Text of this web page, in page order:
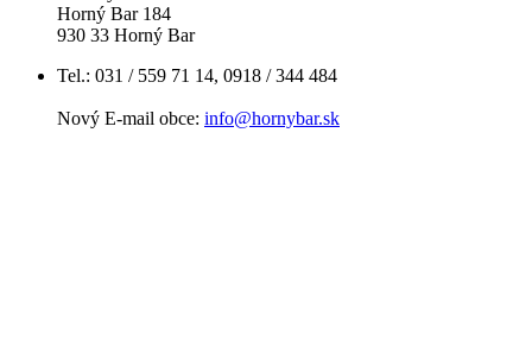
Horný Bar 184
930 33 Horný Bar
Tel.: 031 / 559 71 14, 0918 / 344 484
Nový E-mail obce: info@hornybar.sk